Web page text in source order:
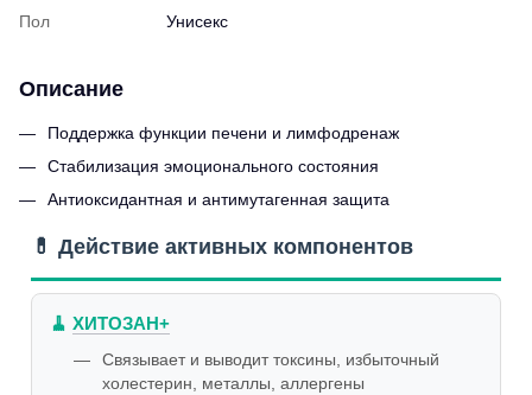
Пол Унисекс
Описание
Поддержка функции печени и лимфодренаж
Стабилизация эмоционального состояния
Антиоксидантная и антимутагенная защита
💊 Действие активных компонентов
🧹 ХИТОЗАН+
Связывает и выводит токсины, избыточный
холестерин, металлы, аллергены